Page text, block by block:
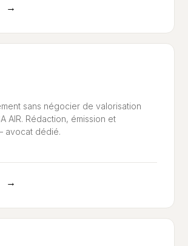
→
sans négocier de valorisation
AIR. Rédaction, émission et
avocat dédié.
→